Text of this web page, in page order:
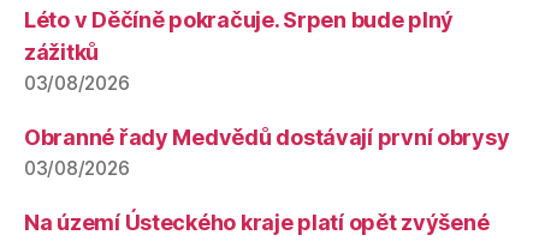
Léto v Děčíně pokračuje. Srpen bude plný
zážitků
03/08/2026
Obranné řady Medvědů dostávají první obrysy
03/08/2026
Na území Ústeckého kraje platí opět zvýšené